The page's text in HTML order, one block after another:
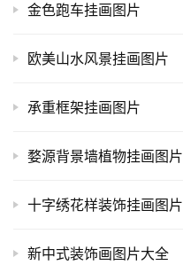
金色跑车挂画图片
欧美山水风景挂画图片
承重框架挂画图片
婺源背景墙植物挂画图片
十字绣花样装饰挂画图片
新中式装饰画图片大全